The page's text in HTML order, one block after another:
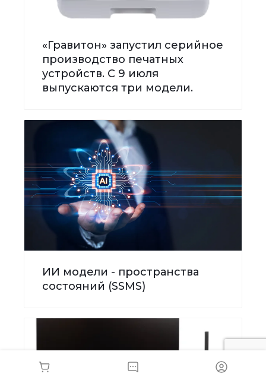
«Гравитон» запустил серийное
производство печатных
устройств. С 9 июля
выпускаются три модели.
ИИ модели - пространства
состояний (SSMS)